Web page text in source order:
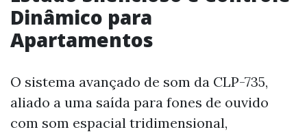
Dinâmico para
Apartamentos
O sistema avançado de som da CLP-735,
aliado a uma saída para fones de ouvido
com som espacial tridimensional,